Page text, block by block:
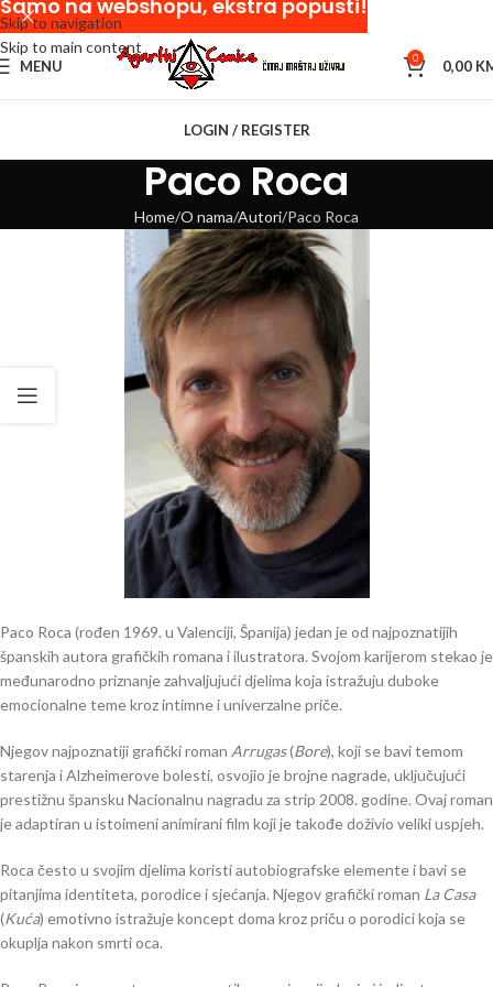
Skip to navigation
Skip to main content
MENU 0 0,00
LOGIN / REGISTER
Paco Roca
Home O nama Autori Paco Roca
Paco Roca (rođen 1969. u Valenciji, Španija) jedan je od najpoznatijih
španskih autora grafičkih romana i ilustratora. Svojom karijerom stekao je
međunarodno priznanje zahvaljujući djelima koja istražuju duboke
emocionalne teme kroz intimne i univerzalne priče.
Njegov najpoznatiji grafički roman Arrugas(Bore), koji se bavi temom
starenja i Alzheimerove bolesti, osvojio je brojne nagrade, uključujući
prestižnu špansku Nacionalnu nagradu za strip 2008. godine. Ovaj roman
je adaptiran u istoimeni animirani film koji je takođe doživio veliki uspjeh.
Roca često u svojim djelima koristi autobiografske elemente i bavi se
pitanjima identiteta, porodice i sjećanja. Njegov grafički roman La Casa
(Kuća) emotivno istražuje koncept doma kroz priču o porodici koja se
okuplja nakon smrti oca.
Samo na webshopu, ekstra popusti!